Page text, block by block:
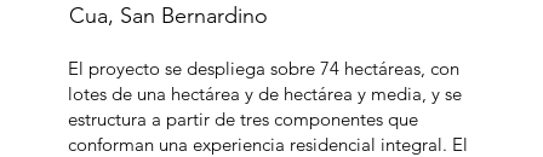
Cua, San Bernardino
El proyecto se despliega sobre 74 hectáreas, con
lotes de una hectárea y de hectárea y media, y se
estructura a partir de tres componentes que
conforman una experiencia residencial integral. El